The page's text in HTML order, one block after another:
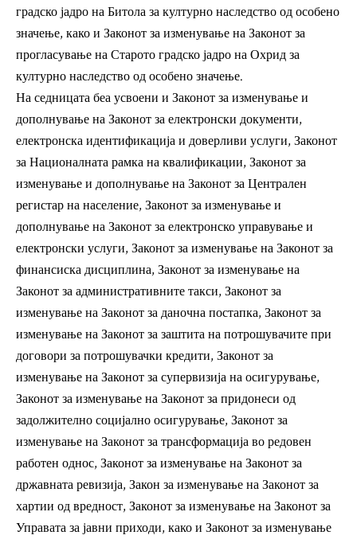
градско јадро на Битола за културно наследство од особено
значење, како и Законот за изменување на Законот за
прогласување на Старото градско јадро на Охрид за
културно наследство од особено значење.
На седницата беа усвоени и Законот за изменување и
дополнување на Законот за електронски документи,
електронска идентификација и доверливи услуги, Законот
за Националната рамка на квалификации, Законот за
изменување и дополнување на Законот за Централен
регистар на население, Законот за изменување и
дополнување на Законот за електронско управување и
електронски услуги, Законот за изменување на Законот за
финансиска дисциплина, Законот за изменување на
Законот за административните такси, Законот за
изменување на Законот за даночна постапка, Законот за
изменување на Законот за заштита на потрошувачите при
договори за потрошувачки кредити, Законот за
изменување на Законот за супервизија на осигурување,
Законот за изменување на Законот за придонеси од
задолжително социјално осигурување, Законот за
изменување на Законот за трансформација во редовен
работен однос, Законот за изменување на Законот за
државната ревизија, Закон за изменување на Законот за
хартии од вредност, Законот за изменување на Законот за
Управата за јавни приходи, како и Законот за изменување